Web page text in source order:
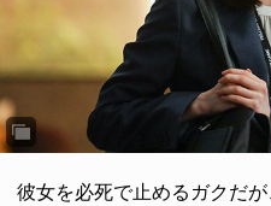
彼女を必死で止めるガクだ